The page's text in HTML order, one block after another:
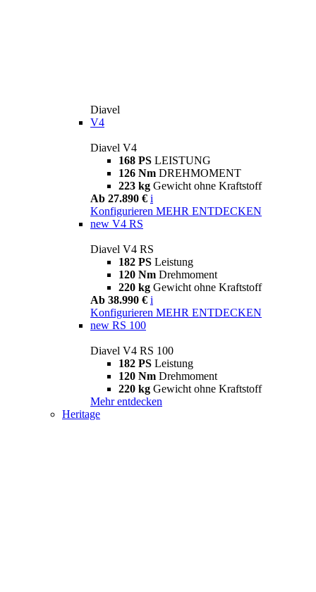
Diavel
V4
Diavel V4
168 PS LEISTUNG
126 Nm DREHMOMENT
223 kg Gewicht ohne Kraftstoff
Ab 27.890 € i
Konfigurieren MEHR ENTDECKEN
new V4 RS
Diavel V4 RS
182 PS Leistung
120 Nm Drehmoment
220 kg Gewicht ohne Kraftstoff
Ab 38.990 € i
Konfigurieren MEHR ENTDECKEN
new RS 100
Diavel V4 RS 100
182 PS Leistung
120 Nm Drehmoment
220 kg Gewicht ohne Kraftstoff
Mehr entdecken
Heritage